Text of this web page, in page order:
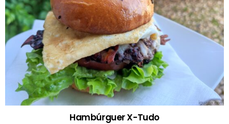
Hambúrguer X-Tudo